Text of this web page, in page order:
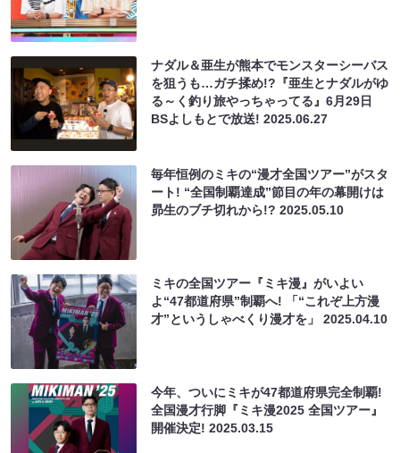
ナダル＆亜生が熊本でモンスターシーバス
を狙うも…ガチ揉め!?『亜生とナダルがゆ
る～く釣り旅やっちゃってる』6月29日
BSよしもとで放送!2025.06.27
毎年恒例のミキの“漫才全国ツアー”がスタ
ート! “全国制覇達成”節目の年の幕開けは
昴生のブチ切れから!?2025.05.10
ミキの全国ツアー『ミキ漫』がいよい
よ“47都道府県”制覇へ! 「“これぞ上方漫
才”というしゃべくり漫才を」2025.04.10
今年、ついにミキが47都道府県完全制覇!
全国漫才行脚『ミキ漫2025 全国ツアー』
開催決定!2025.03.15